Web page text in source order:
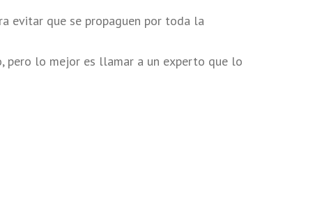
evitar que se propaguen por toda la
pero lo mejor es llamar a un experto que lo